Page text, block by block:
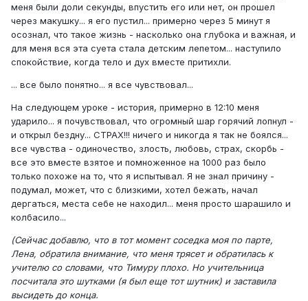
меня были доли секунды, впустить его или нет, он прошел
через макушку... я его пустил... примерно через 5 минут я
осознал, что такое жизнь - насколько она глубока и важная, и
для меня вся эта суета стала детским лепетом... наступило
спокойствие, когда тело и дух вместе притихли.
... все было понятно... я все чувствовал...
На следующем уроке - история, примерно в 12:10 меня
ударило... я почувствовал, что огромный шар горячий лопнул -
и открыл бездну... СТРАХ!!! ничего и никогда я так не боялся...
все чувства - одиночество, злость, любовь, страх, скорбь -
все это вместе взятое и помноженное на 1000 раз было
только похоже на то, что я испытывал. Я не знал причину -
подумал, может, что с близкими, хотел бежать, начал
дергаться, места себе не находил... меня просто шарашило и
колбасило...
(Сейчас добавлю, что в тот момент соседка моя по парте,
Лена, обратила внимание, что меня трясет и обратилась к
учителю со словами, что Тимуру плохо. Но учительница
посчитала это шутками (я был еще тот шутник) и заставила
высидеть до конца.